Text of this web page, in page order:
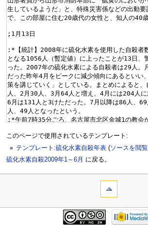
このページで使用されているテンプレート:
テンプレート:硫化水素自殺年表 (ソースを閲覧
硫化水素自殺2009年1～6月 に戻る。